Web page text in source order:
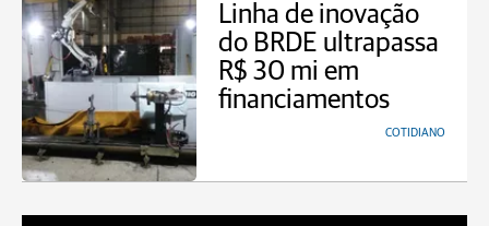
Linha de inovação
do BRDE ultrapassa
R$ 30 mi em
financiamentos
COTIDIANO